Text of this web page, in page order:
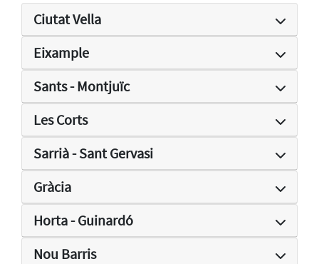
Ciutat Vella
Eixample
Sants - Montjuïc
Les Corts
Sarrià - Sant Gervasi
Gràcia
Horta - Guinardó
Nou Barris